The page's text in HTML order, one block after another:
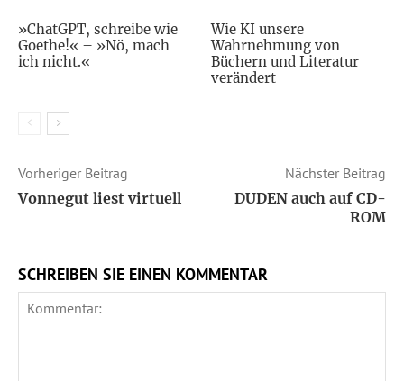
»ChatGPT, schreibe wie
Goethe!« – »Nö, mach
ich nicht.«
Wie KI unsere
Wahrnehmung von
Büchern und Literatur
verändert
Vorheriger Beitrag
Vonnegut liest virtuell
Nächster Beitrag
DUDEN auch auf CD-
ROM
SCHREIBEN SIE EINEN KOMMENTAR